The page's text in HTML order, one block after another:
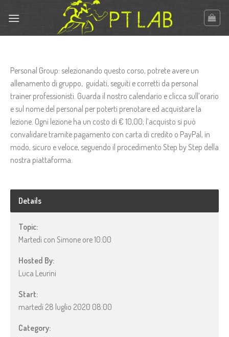
Personal Group: selezionando questo corso, potrete avere un
allenamento di gruppo, guidati, seguiti e corretti da personal
trainer professionisti. Guarda il nostro calendario e clicca sull’orario
e sul nome del personal per poterti prenotare ed acquistare la
lezione. Ogni lezione ha un costo di € 10,00; l’acquisto si può
convalidare tramite pagamento con carta di credito o PayPal, in
modo, sicuro e veloce, seguendo il procedimento Step by Step della
nostra piattaforma.
Details
Topic:
Martedì con Simone ore 10:00
Hosted By:
Luca Leurini
Start:
martedì 28 luglio 2020 08:00
Category: